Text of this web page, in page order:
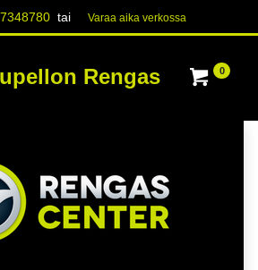
tai Varaa aika verk​​​​ossa
Rengas 0